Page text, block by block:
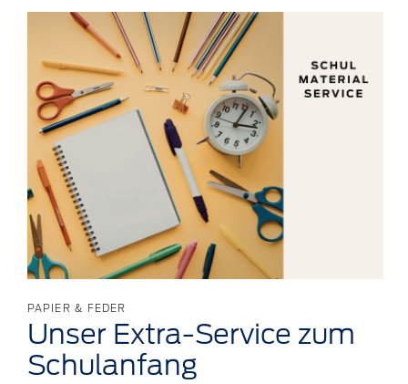
PAPIER & FEDER
Unser Extra-Service zum
Schulanfang